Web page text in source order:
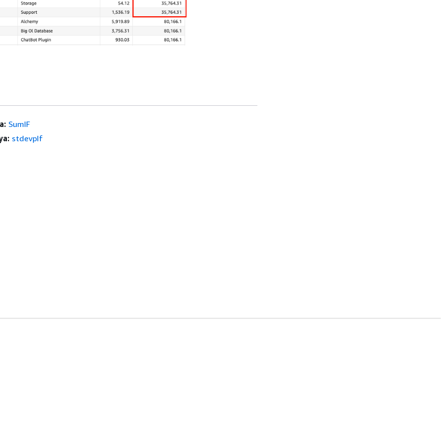
SumIF
stdevpIf